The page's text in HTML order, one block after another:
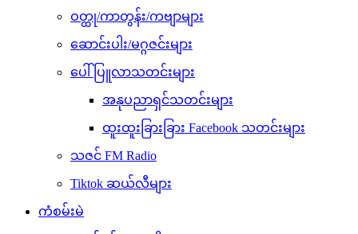
ဝတ္ထု/ကာတွန်း/ကဗျာများ
ဆောင်းပါး/မဂ္ဂဇင်းများ
ပေါ်ပြူလာသတင်းများ
အနုပညာရှင်သတင်းများ
ထူးထူးခြားခြား Facebook သတင်းများ
သဇင် FM Radio
Tiktok ဆယ်လီများ
ကံစမ်းမဲ